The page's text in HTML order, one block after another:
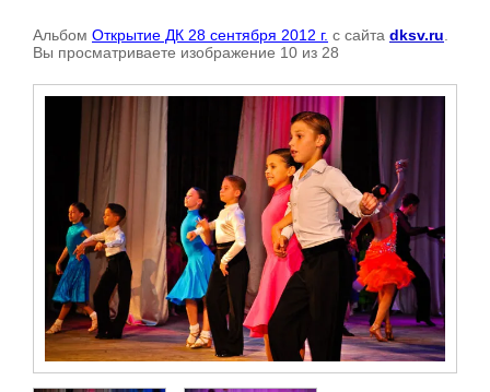
Альбом Открытие ДК 28 сентября 2012 г. с сайта dksv.ru
Вы просматриваете изображение 10 из 28